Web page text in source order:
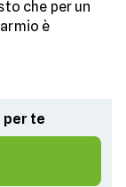
che per un
è
per te